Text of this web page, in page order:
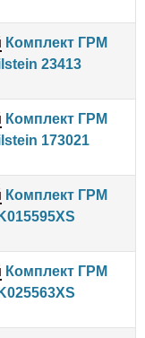
Комплект ГРМ
23413
Комплект ГРМ
173021
Комплект ГРМ
Комплект ГРМ